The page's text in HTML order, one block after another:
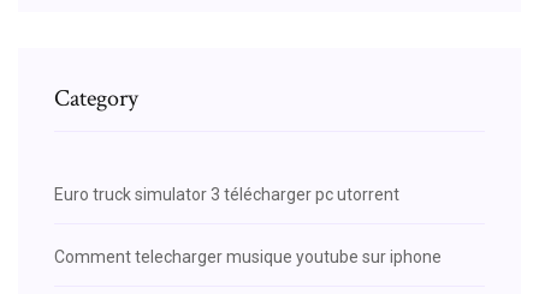
Category
Euro truck simulator 3 télécharger pc utorrent
Comment telecharger musique youtube sur iphone